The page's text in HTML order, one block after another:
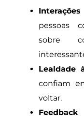
pessoas
sobre
Lealdade
confiam
voltar.